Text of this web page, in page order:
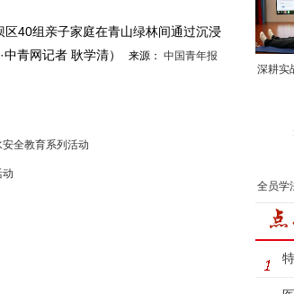
40组亲子家庭在青山绿林间通过沉浸
中青网记者 耿学清） 来源： 中国青年报
全教育系列活动
动
深耕实
全员学